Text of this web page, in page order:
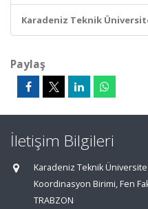
Karadeniz Teknik
Paylaş
İletişim Bilgileri
Karadeniz Teknik
Koordinasyon Birimi, Fen
TRABZON